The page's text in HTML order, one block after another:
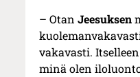
– OtanJeesuksen
vakavasti.
minä olen